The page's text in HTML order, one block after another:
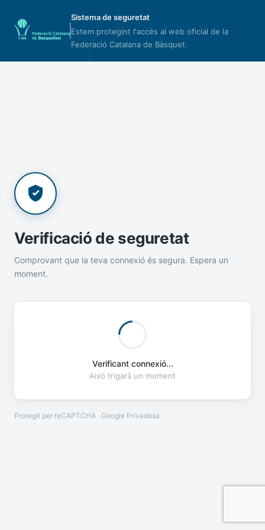
Sistema de seguretat
Estem protegint l'accés al web oficial de la
Federació Catalana de Bàsquet.
Verificació de seguretat
Comprovant que la teva connexió és segura. Espera un
moment.
Verificant connexió...
Això trigarà un moment
Protegit per reCAPTCHA · Google Privadesa